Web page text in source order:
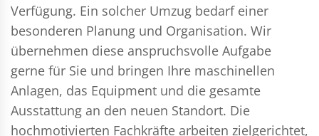
Verfügung. Ein solcher Umzug bedarf einer
besonderen Planung und Organisation. Wir
übernehmen diese anspruchsvolle Aufgabe
gerne für Sie und bringen Ihre maschinellen
Anlagen, das Equipment und die gesamte
Ausstattung an den neuen Standort. Die
hochmotivierten Fachkräfte arbeiten zielgerichtet,